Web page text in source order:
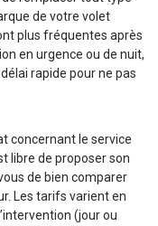
de votre volet
plus fréquentes après
en urgence ou de nuit,
rapide pour ne pas
concernant le service
libre de proposer son
de bien comparer
Les tarifs varient en
(jour ou